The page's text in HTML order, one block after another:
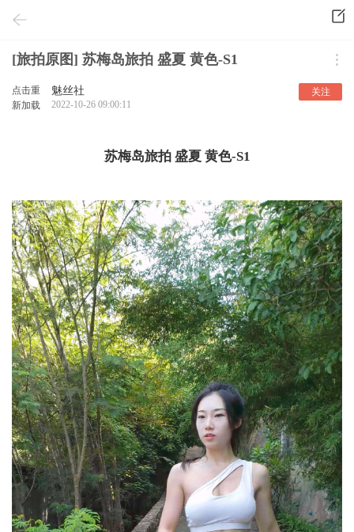
[旅拍原图] 苏梅岛旅拍 盛夏 黄色-S1
点击重
新加载
魅丝社
2022-10-26 09:00:11
关注
苏梅岛旅拍 盛夏 黄色-S1